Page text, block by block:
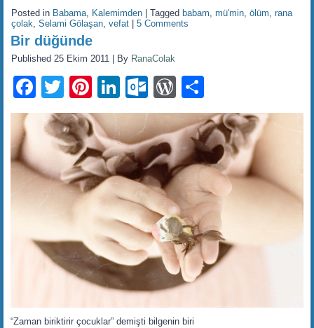
Posted in Babama, Kalemimden |Tagged babam,mü'min,ölüm,rana
çolak,Selami Gölaşan,vefat |5 Comments
Bir düğünde
Published 25 Ekim 2011 By RanaColak
Facebook
TwitterPinterest
LinkedIn
Outlook.com
WordPress
“Zaman biriktirir çocuklar” demişti bilgenin biri